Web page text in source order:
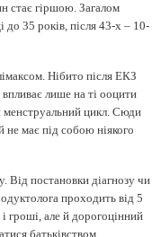
стає гіршою. Загалом
до 35 років, після 43-х – 10-
Нібито після ЕКЗ
лише на ті ооцити
менструальний цикл. Сюди
не має під собою ніякого
Від постановки діагнозу чи
проходить від 5
гроші, але й дорогоцінний
батьківством.